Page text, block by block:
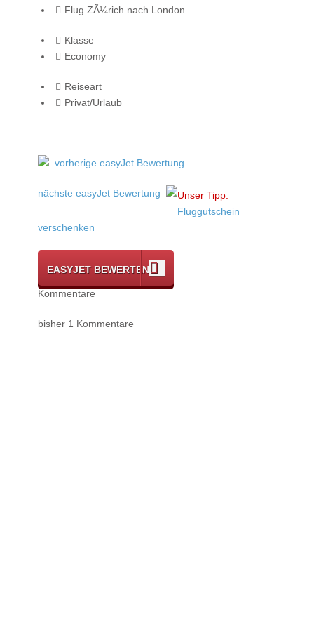
Flug ZÃ¼rich nach London
Klasse
Economy
Reiseart
Privat/Urlaub
vorherige easyJet Bewertung
nächste easyJet Bewertung
Unser Tipp:
Fluggutschein
verschenken
EASYJET BEWERTEN
Kommentare
bisher 1 Kommentare